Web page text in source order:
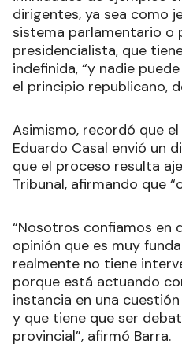
dirigentes, ya sea como
sistema parlamentario o
presidencialista, que
indefinida, “y nadie
el principio republicano,
Asimismo, recordó que
Eduardo Casal envió un
que el proceso resulta
Tribunal, afirmando que
“Nosotros confiamos en
opinión que es muy
realmente no tiene
porque está actuando
instancia en una
y que tiene que ser
provincial”, afirmó Barra.